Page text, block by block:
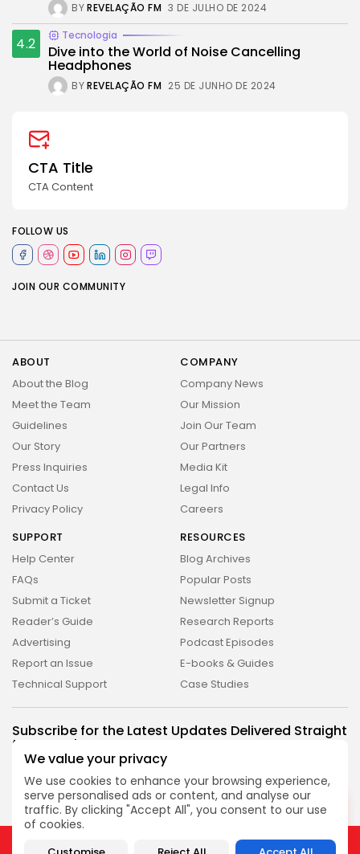
We value your privacy
We use cookies to enhance your browsing experience,
serve personalised ads or content, and analyse our
traffic. By clicking "Accept All", you consent to our use
of cookies.
BYREVELAÇÃO FM 3 DE JULHO DE 2024
4.2 Tecnologia
Dive into the World of Noise Cancelling
Headphones
BYREVELAÇÃO FM 25 DE JUNHO DE 2024
CTA Title
CTA Content
FOLLOW US
JOIN OUR COMMUNITY
ABOUT
About the Blog
Meet the Team
Guidelines
Our Story
Press Inquiries
Contact Us
Privacy Policy
COMPANY
Company News
Our Mission
Join Our Team
Our Partners
Media Kit
Legal Info
Careers
SUPPORT
Help Center
FAQs
Submit a Ticket
Reader’s Guide
Advertising
Report an Issue
Technical Support
RESOURCES
Blog Archives
Popular Posts
Newsletter Signup
Research Reports
Podcast Episodes
E-books & Guides
Case Studies
Subscribe for the Latest Updates Delivered Straight
to Your Inbox
Follow Us
2026 Revelação FM. All rights reserved
DESLIGADO